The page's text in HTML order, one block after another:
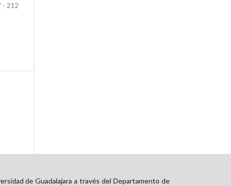
- 212
de Guadalajara a través del Departamento de